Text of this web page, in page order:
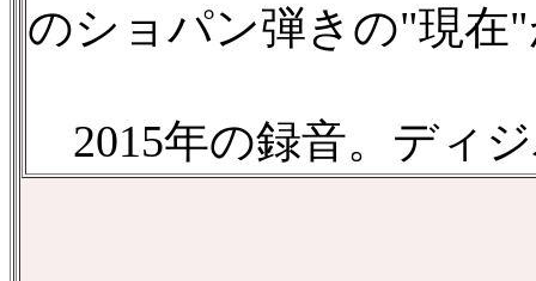
のショパン弾きの"現在
2015年の録音。ディ